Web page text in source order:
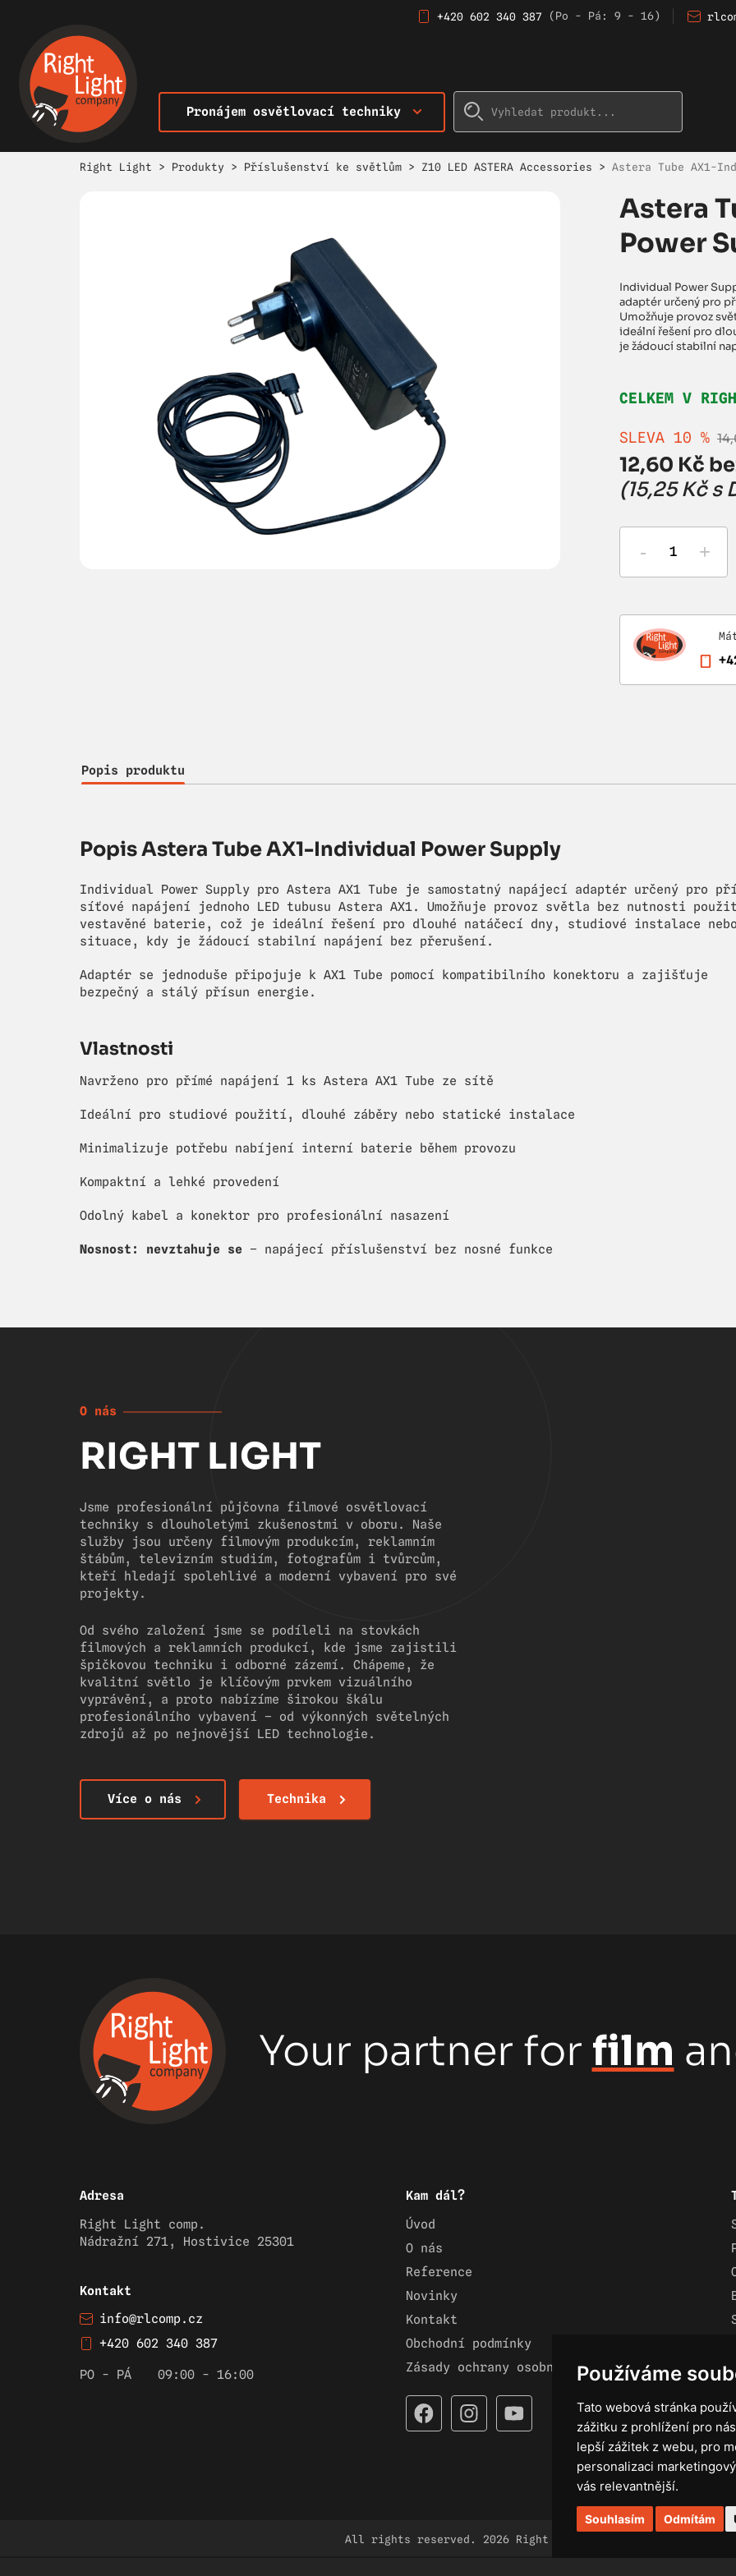
Používáme
Tato webová stránka
zážitku z prohlížení pro
lepší zážitek z webu, pro
personalizaci
vás relevantnější.
Souhlasím Odmítám
+420 602 340 387 (Po - Pá: 9 - 16)
Pronájem osvětlovací techniky
Right Light > Produkty > Příslušenství ke světlům > Z10 LED ASTERA Accessories > Astera Tube AX1-
Astera
Power
Individual Power
adaptér určený pro
Umožňuje provoz
ideální řešení pro
je žádoucí stabilní
CELKEM V
SLEVA 10 %
12,60 Kč
(15,25 Kč s
- +
Popis produktu
Popis Astera Tube AX1-Individual Power Supply
Individual Power Supply pro Astera AX1 Tube je samostatný napájecí adaptér určený pro
síťové napájení jednoho LED tubusu Astera AX1. Umožňuje provoz světla bez nutnosti
vestavěné baterie, což je ideální řešení pro dlouhé natáčecí dny, studiové instalace nebo
situace, kdy je žádoucí stabilní napájení bez přerušení.
Adaptér se jednoduše připojuje k AX1 Tube pomocí kompatibilního konektoru a zajišťuje
bezpečný a stálý přísun energie.
Vlastnosti
Navrženo pro přímé napájení 1 ks Astera AX1 Tube ze sítě
Ideální pro studiové použití, dlouhé záběry nebo statické instalace
Minimalizuje potřebu nabíjení interní baterie během provozu
Kompaktní a lehké provedení
Odolný kabel a konektor pro profesionální nasazení
Nosnost: nevztahuje se – napájecí příslušenství bez nosné funkce
O nás
RIGHT LIGHT
Jsme profesionální půjčovna filmové osvětlovací
techniky s dlouholetými zkušenostmi v oboru. Naše
služby jsou určeny filmovým produkcím, reklamním
štábům, televizním studiím, fotografům i tvůrcům,
kteří hledají spolehlivé a moderní vybavení pro své
projekty.
Od svého založení jsme se podíleli na stovkách
filmových a reklamních produkcí, kde jsme zajistili
špičkovou techniku i odborné zázemí. Chápeme, že
kvalitní světlo je klíčovým prvkem vizuálního
vyprávění, a proto nabízíme širokou škálu
profesionálního vybavení – od výkonných světelných
zdrojů až po nejnovější LED technologie.
Více o nás Technika
Your partner for film
Adresa
Right Light comp.
Nádražní 271, Hostivice 25301
Kontakt
info@rlcomp.cz
+420 602 340 387
PO - PÁ 09:00 - 16:00
Kam dál?
Úvod
O nás
Reference
Novinky
Kontakt
Obchodní podmínky
Zásady ochrany osobních údajů
All rights reserved. 2026 Right Light.